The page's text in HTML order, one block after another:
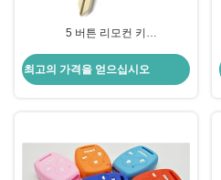
5 버튼 리모컨 키
자동차 키 포드
최고의 가격을 얻으십시오